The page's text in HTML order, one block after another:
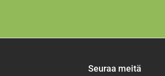
Seuraa meitä